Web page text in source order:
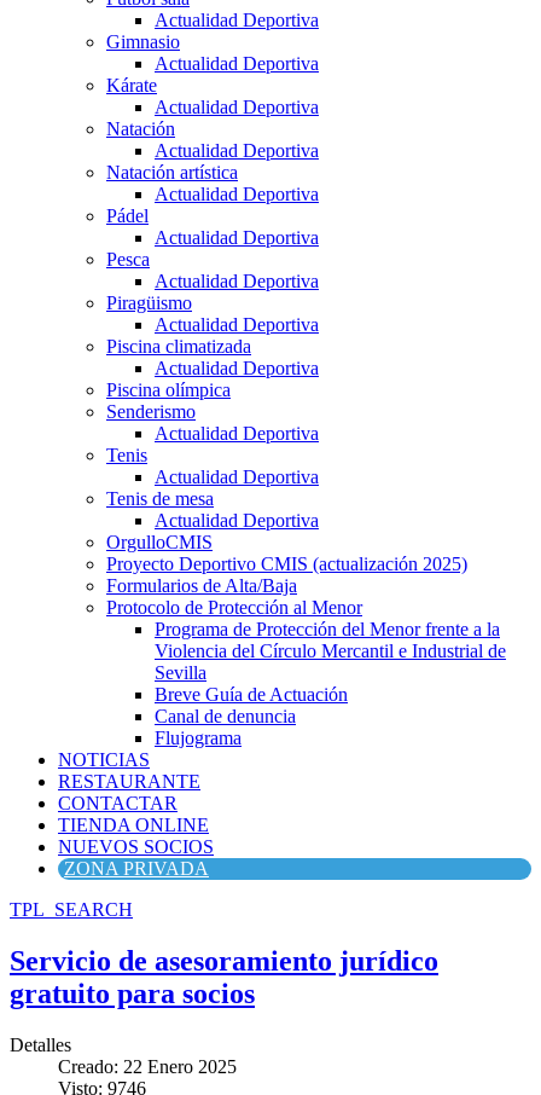
Actualidad Deportiva
Gimnasio
Actualidad Deportiva
Kárate
Actualidad Deportiva
Natación
Actualidad Deportiva
Natación artística
Actualidad Deportiva
Pádel
Actualidad Deportiva
Pesca
Actualidad Deportiva
Piragüismo
Actualidad Deportiva
Piscina climatizada
Actualidad Deportiva
Piscina olímpica
Senderismo
Actualidad Deportiva
Tenis
Actualidad Deportiva
Tenis de mesa
Actualidad Deportiva
OrgulloCMIS
Proyecto Deportivo CMIS (actualización 2025)
Formularios de Alta/Baja
Protocolo de Protección al Menor
Programa de Protección del Menor frente a la
Violencia del Círculo Mercantil e Industrial de
Sevilla
Breve Guía de Actuación
Canal de denuncia
Flujograma
NOTICIAS
RESTAURANTE
CONTACTAR
TIENDA ONLINE
NUEVOS SOCIOS
ZONA PRIVADA
TPL_SEARCH
Servicio de asesoramiento jurídico
gratuito para socios
Detalles
Creado: 22 Enero 2025
Visto: 9746